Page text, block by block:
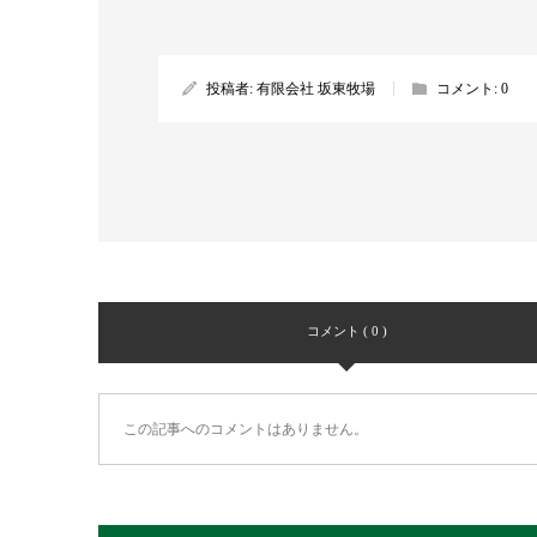
投稿者: 有限会社 坂東牧場 コメント: 0
コメント ( 0 )
この記事へのコメントはありません。